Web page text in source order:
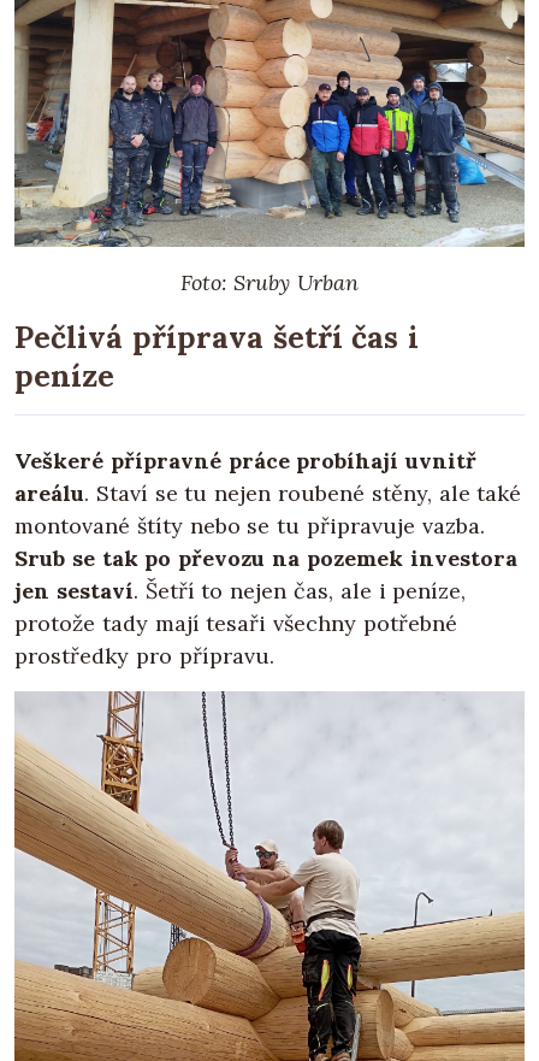
Foto: Sruby Urban
Pečlivá příprava šetří čas i
peníze
Veškeré přípravné práce probíhají uvnitř
areálu. Staví se tu nejen roubené stěny, ale také
montované štíty nebo se tu připravuje vazba.
Srub se tak po převozu na pozemek investora
jen sestaví. Šetří to nejen čas, ale i peníze,
protože tady mají tesaři všechny potřebné
prostředky pro přípravu.